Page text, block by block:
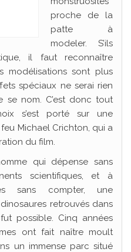
proche de la
patte à
modeler. S’ils
il faut reconnaître
modélisations sont plus
spéciaux ne serai rien
se nom. C’est donc tout
s’est porté sur une
Michael Crichton, qui a
du film.
qui dépense sans
scientifiques, et à
sans compter, une
retrouvés dans
possible. Cinq années
ont fait naître moult
un immense parc situé